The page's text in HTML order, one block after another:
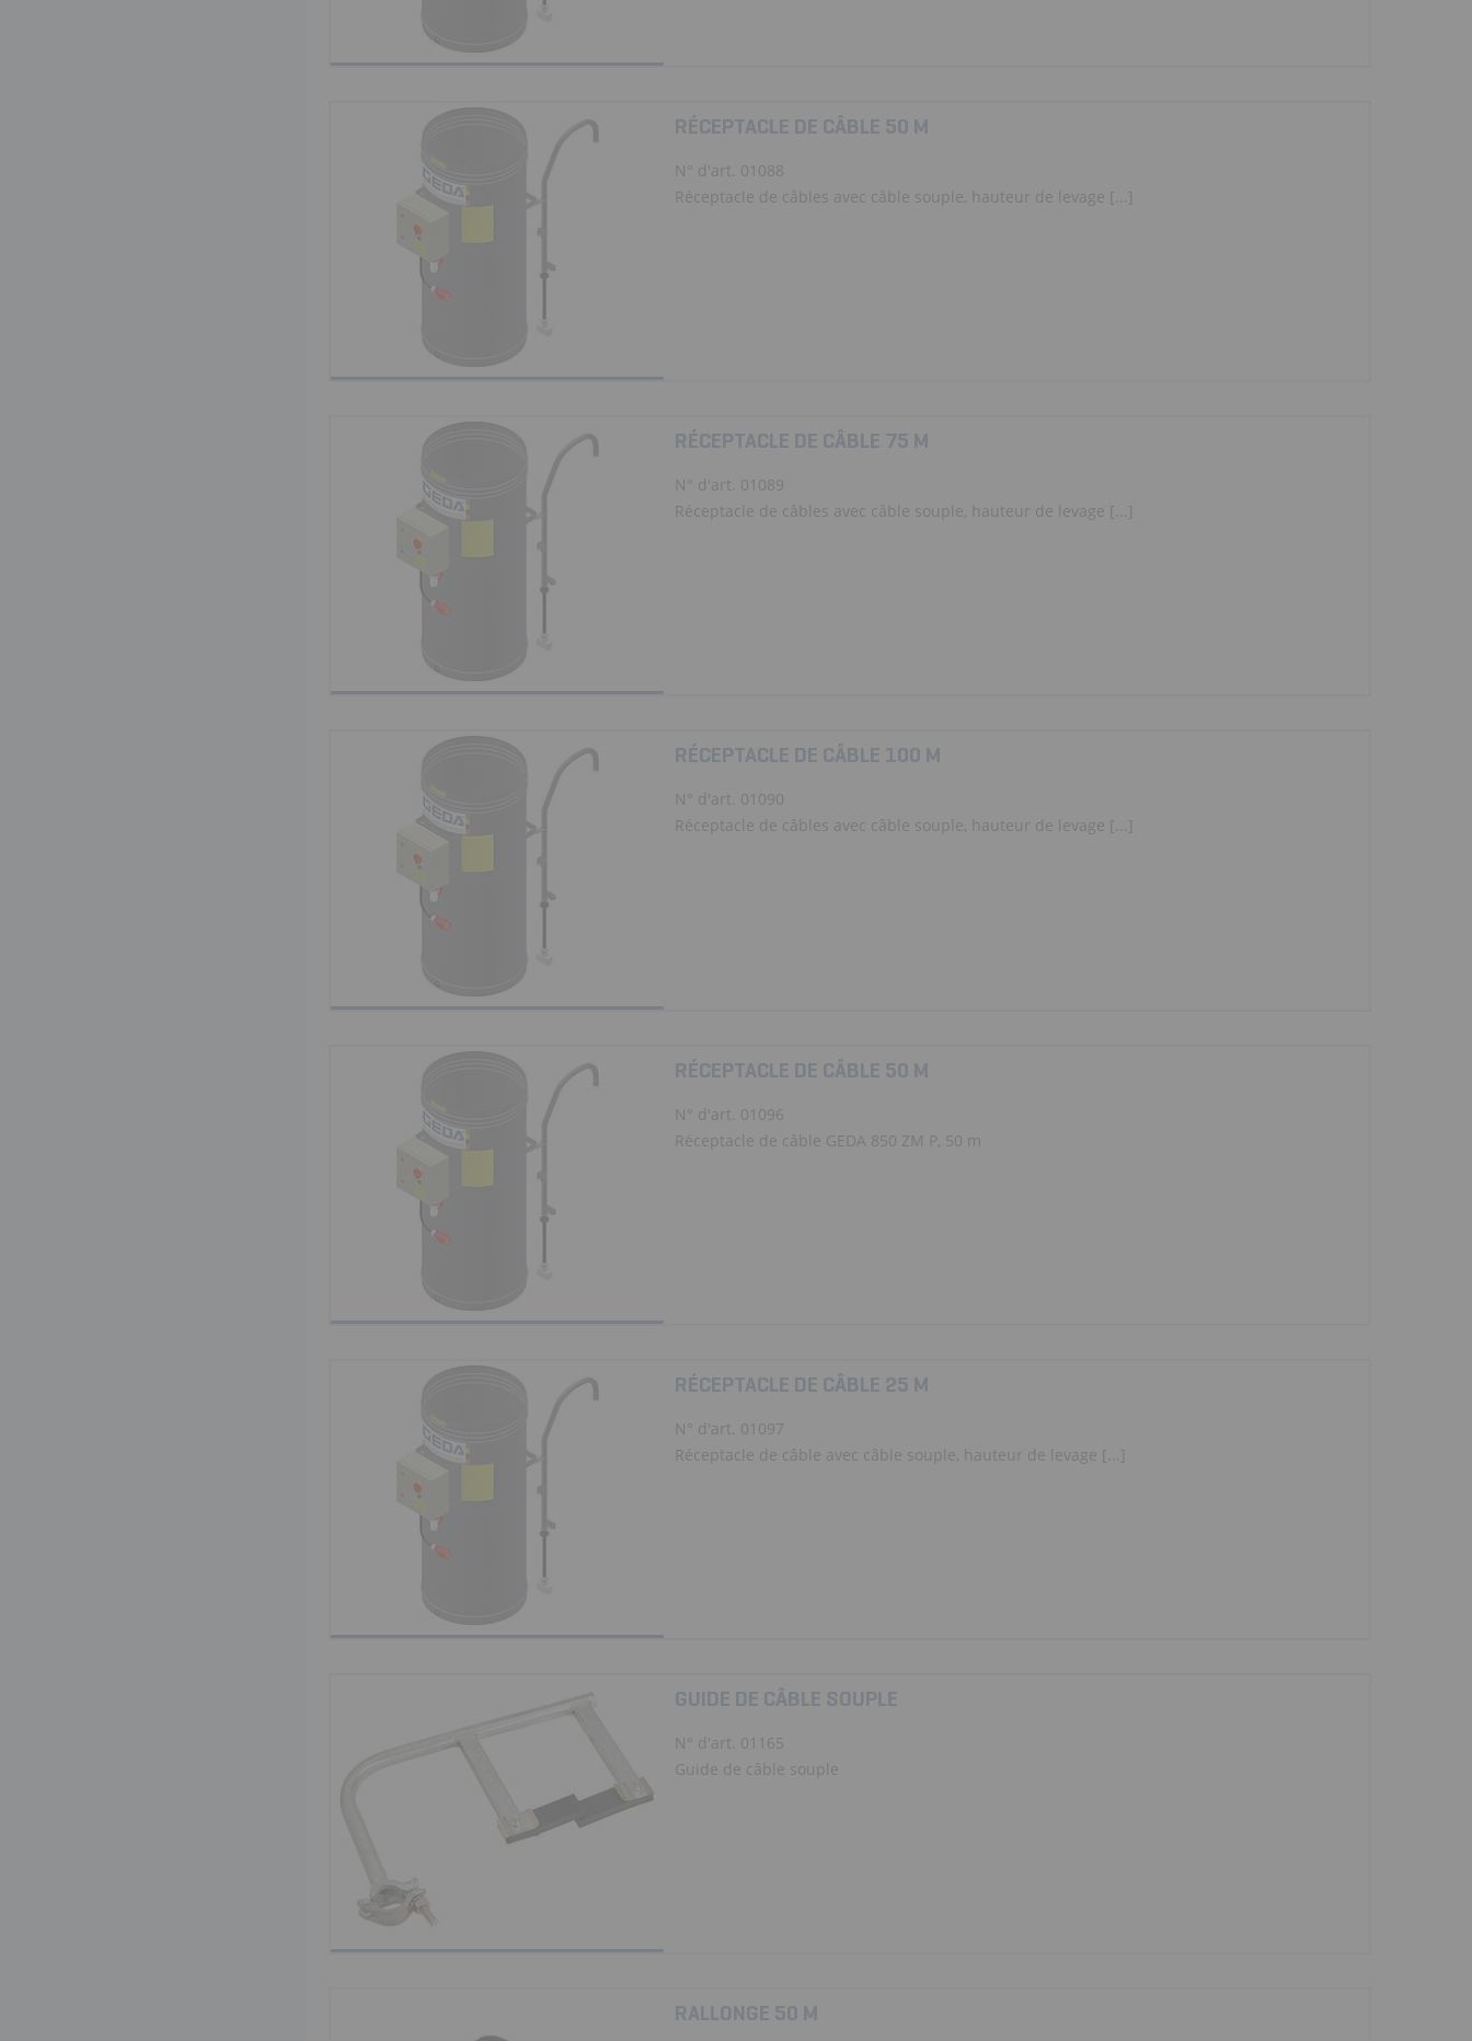
RÉCEPTACLE DE CÂBLE 50 M
N° d'art. 01088
Réceptacle de câbles avec câble souple, hauteur de levage [...]
RÉCEPTACLE DE CÂBLE 75 M
N° d'art. 01089
Réceptacle de câbles avec câble souple, hauteur de levage [...]
RÉCEPTACLE DE CÂBLE 100 M
N° d'art. 01090
Réceptacle de câbles avec câble souple, hauteur de levage [...]
RÉCEPTACLE DE CÂBLE 50 M
N° d'art. 01096
Réceptacle de câble GEDA 850 ZM P, 50 m
RÉCEPTACLE DE CÂBLE 25 M
N° d'art. 01097
Réceptacle de câble avec câble souple, hauteur de levage [...]
GUIDE DE CÂBLE SOUPLE
N° d'art. 01165
Guide de câble souple
RALLONGE 50 M